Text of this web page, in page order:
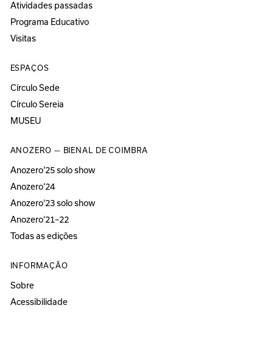
Atividades passadas
Programa Educativo
Visitas
ESPAÇOS
Círculo Sede
Círculo Sereia
MUSEU
ANOZERO — BIENAL DE COIMBRA
Anozero‘25 solo show
Anozero‘24
Anozero‘23 solo show
Anozero‘21–22
Todas as edições
INFORMAÇÃO
Sobre
Acessibilidade